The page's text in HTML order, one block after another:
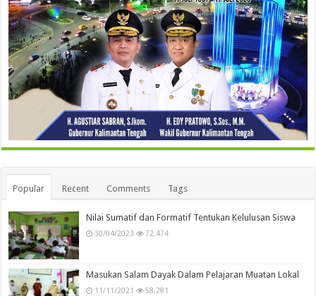
Popular Recent Comments Tags
Nilai Sumatif dan Formatif Tentukan Kelulusan Siswa
30/04/2023 72,474
Masukan Salam Dayak Dalam Pelajaran Muatan Lokal
11/11/2021 58,281